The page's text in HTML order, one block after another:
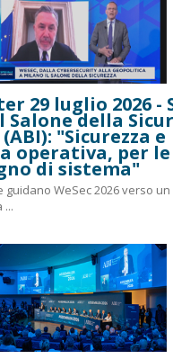
29 luglio 2026 -
Salone della
"Sicurezza e
operativa, per
di sistema"
guidano WeSec 2026 verso
...